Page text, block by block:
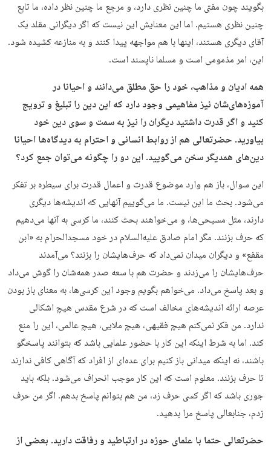
بگویند چون مفتی ما چنین نظری دارد، و مرجع ما چنین نظر داده، ما تابع
چنین نظری هستیم. اما این معنایش این نیست که اگر دیگرانی مقلد یک
آقای دیگری هستند، اینها با هم مواجهه پیدا کنند و به منازعه کشیده شود.
این، امر مذمومی است و مسلما ناپسند است.
همه ادیان و مذاهب، خود را حق مطلق می‌دانند و احیانا در
آموزه‌های‌شان نیز مفاهیمی وجود دارد که این دین را تبلیغ و ترویج
کنید و اگر قدرت داشتید دیگران را نیز به سمت و سوی دین خود
بیاورید. حضرتعالی هم از روابط انسانی و احترام به دیدگاه‌ها احیانا
دین‌های همدیگر سخن می‌گویید. این دو را چگونه می‌توان جمع کرد؟
این سوال، باز هم وارد موضوع قدرت و اعمال قدرت برای سیطره بر تفکر
می‌شود. بحث ما این نیست. ما می‌گوییم آنهایی که اندیشه‌ها دیگری
دارند، مثل مسیحی‌ها، و می‌خواهند بحث کنند، ما کرسی به آنها می‌دهیم
که حرف بزنند. مگر امام صادق علیه‌السلام در خود مسجدالحرام به «ابن
مقفع» و دیگران میدان نمی‌داد که حرف‌هایشان را بزنند؟ می‌آمدند
حرف‌هایشان را می‌زدند و حضرت هم با سعه صدر همه‌شان را گوش می‌داد
و بعد پاسخ می‌داد. می‌خواهم بگویم وجود این کرسی‌ها، به معنای باز بودن
عرصه ارائه اندیشه‌های مخالف است که در شرع مقدس هیچ اشکالی
ندارد. من فکر نمی‌کنم هیچ فقیهی، هیچ ملایی، هیچ عالمی، این را منع
کند. اما به شرط اینکه این کار با حضور علمایی باشد که بتوانند پاسخگو
باشند، نه اینکه میدانی باز کنیم برای عده‌ای از افراد که آگاهی کافی ندارند
تا حرف بزنند. معلوم است که این کار موجب انحراف می‌شود. بلکه باید
جوری باشد که اگر کسی حرف زد، من هم بتوانم پاسخ بدهم. اگر من حرف
زدم، جنابعالی پاسخ مرا بدهید.
حضرتعالی حتما با علمای حوزه در ارتباطید و رفاقت دارید. بعضی از